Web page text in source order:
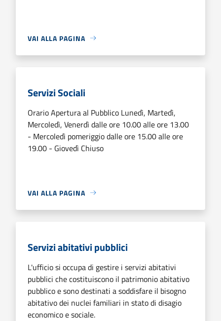
VAI ALLA PAGINA
Servizi Sociali
Orario Apertura al Pubblico Lunedì, Martedì,
Mercoledì, Venerdì dalle ore 10.00 alle ore 13.00
- Mercoledì pomeriggio dalle ore 15.00 alle ore
19.00 - Giovedì Chiuso
VAI ALLA PAGINA
Servizi abitativi pubblici
L'ufficio si occupa di gestire i servizi abitativi
pubblici che costituiscono il patrimonio abitativo
pubblico e sono destinati a soddisfare il bisogno
abitativo dei nuclei familiari in stato di disagio
economico e sociale.